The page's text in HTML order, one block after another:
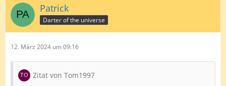
Patrick
Darter of the universe
12. März 2024 um 09:16
Zitat von Tom1997